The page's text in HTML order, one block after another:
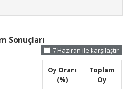
Sonuçları
7 Haziran ile karşılaştır
Oy Oranı
(%)
Toplam
Oy